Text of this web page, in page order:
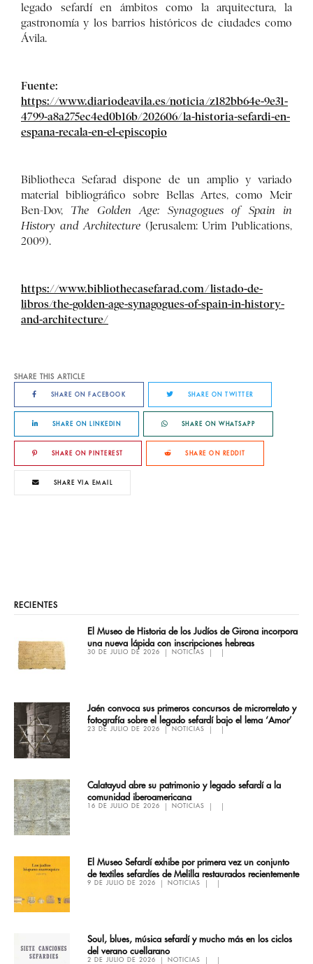
legado sefardí en ámbitos como la arquitectura, la
gastronomía y los barrios históricos de ciudades como
Ávila.
Fuente:
https://www.diariodeavila.es/noticia/z182bb64e-9e31-
4799-a8a275ec4ed0b16b/202606/la-historia-sefardi-en-
espana-recala-en-el-episcopio
Bibliotheca Sefarad dispone de un amplio y variado
material bibliográfico sobre Bellas Artes, como Meir
Ben-Dov, The Golden Age: Synagogues of Spain in
History and Architecture (Jerusalem: Urim Publications,
2009).
https://www.bibliothecasefarad.com/listado-de-
libros/the-golden-age-synagogues-of-spain-in-history-
and-architecture/
SHARE THIS ARTICLE
SHARE ON FACEBOOK SHARE ON TWITTER
SHARE ON LINKEDIN SHARE ON WHATSAPP
SHARE ON PINTEREST SHARE ON REDDIT
SHARE VIA EMAIL
RECIENTES
El Museo de Historia de los Judíos de Girona incorpora
una nueva lápida con inscripciones hebreas
30 DE JULIO DE 2026 NOTICIAS
Jaén convoca sus primeros concursos de microrrelato y
fotografía sobre el legado sefardí bajo el lema ‘Amor’
23 DE JULIO DE 2026 NOTICIAS
Calatayud abre su patrimonio y legado sefardí a la
comunidad iberoamericana
16 DE JULIO DE 2026 NOTICIAS
El Museo Sefardí exhibe por primera vez un conjunto
de textiles sefardíes de Melilla restaurados recientemente
9 DE JULIO DE 2026 NOTICIAS
Soul, blues, música sefardí y mucho más en los ciclos
del verano cuellarano
2 DE JULIO DE 2026 NOTICIAS